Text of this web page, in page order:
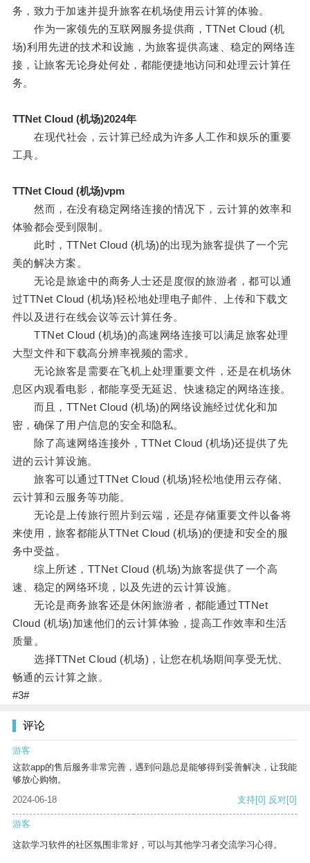
务，致力于加速并提升旅客在机场使用云计算的体验。
作为一家领先的互联网服务提供商，TTNet Cloud (机
场)利用先进的技术和设施，为旅客提供高速、稳定的网络连
接，让旅客无论身处何处，都能便捷地访问和处理云计算任
务。
TTNet Cloud (机场)2024年
在现代社会，云计算已经成为许多人工作和娱乐的重要
工具。
TTNet Cloud (机场)vpm
然而，在没有稳定网络连接的情况下，云计算的效率和
体验都会受到限制。
此时，TTNet Cloud (机场)的出现为旅客提供了一个完
美的解决方案。
无论是旅途中的商务人士还是度假的旅游者，都可以通
过TTNet Cloud (机场)轻松地处理电子邮件、上传和下载文
件以及进行在线会议等云计算任务。
TTNet Cloud (机场)的高速网络连接可以满足旅客处理
大型文件和下载高分辨率视频的需求。
无论旅客是需要在飞机上处理重要文件，还是在机场休
息区内观看电影，都能享受无延迟、快速稳定的网络连接。
而且，TTNet Cloud (机场)的网络设施经过优化和加
密，确保了用户信息的安全和隐私。
除了高速网络连接外，TTNet Cloud (机场)还提供了先
进的云计算设施。
旅客可以通过TTNet Cloud (机场)轻松地使用云存储、
云计算和云服务等功能。
无论是上传旅行照片到云端，还是存储重要文件以备将
来使用，旅客都能从TTNet Cloud (机场)的便捷和安全的服
务中受益。
综上所述，TTNet Cloud (机场)为旅客提供了一个高
速、稳定的网络环境，以及先进的云计算设施。
无论是商务旅客还是休闲旅游者，都能通过TTNet
Cloud (机场)加速他们的云计算体验，提高工作效率和生活
质量。
选择TTNet Cloud (机场)，让您在机场期间享受无忧、
畅通的云计算之旅。
#3#
评论
游客
这款app的售后服务非常完善，遇到问题总是能够得到妥善解决，让我能
够放心购物。
2024-06-18
支持[0] 反对[0]
游客
这款学习软件的社区氛围非常好，可以与其他学习者交流学习心得。